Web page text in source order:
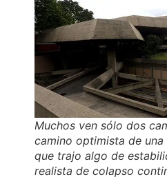
Muchos ven sólo dos
camino optimista de
que trajo algo de
realista de colapso